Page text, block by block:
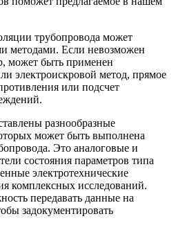
трубопровода может
методами. Если невозможен
может быть применен
электроискровой метод, прямое
или подсчет
разнообразные
может быть выполнена
Это аналоговые и
состояния параметров типа
электротехнические
комплексных исследований.
передавать данные на
задокументировать